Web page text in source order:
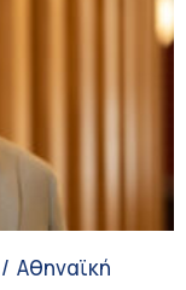
/ Αθηναϊκή